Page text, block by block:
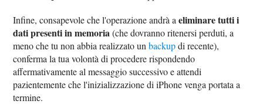
Infine, consapevole che l'operazione andrà aeliminare tutti i
dati presenti in memoria(che dovranno ritenersi perduti, a
meno che tu non abbia realizzato unbackupdi recente),
conferma la tua volontà di procedere rispondendo
affermativamente al messaggio successivo e attendi
pazientemente che l'inizializzazione di iPhone venga portata a
termine.